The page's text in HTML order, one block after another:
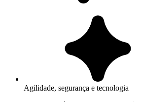
Agilidade, segurança e tecnologia